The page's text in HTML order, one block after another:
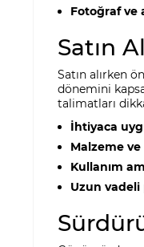
Fotoğraf ve
Satın
Satın alırken
dönemini
talimatları
İhtiyaca
Malzeme
Kullanım
Uzun